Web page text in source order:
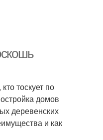
тоскует по
домов
деревенских
и как